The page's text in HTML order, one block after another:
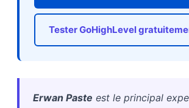
Tester GoHighLevel
Erwan Paste est le principal